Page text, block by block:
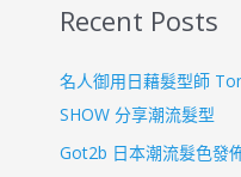
Recent Posts
名人御用日藉髮型師
SHOW 分享潮流髮型
Got2b 日本潮流髮色發